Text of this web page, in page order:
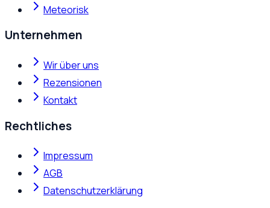
Meteorisk
Unternehmen
Wir über uns
Rezensionen
Kontakt
Rechtliches
Impressum
AGB
Datenschutzerklärung